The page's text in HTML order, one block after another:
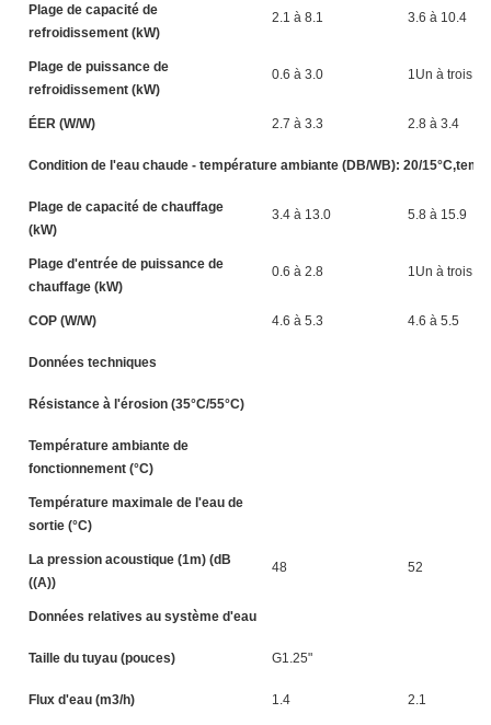
Plage de capacité de
refroidissement (kW)
2.1 à 8.1 3.6 à 10.4
Plage de puissance de
refroidissement (kW)
0.6 à 3.0 1Un à trois.7
ÉER (W/W) 2.7 à 3.3 2.8 à 3.4
Condition de l'eau chaude - température ambiante (DB/WB): 20/
Plage de capacité de chauffage
(kW)
3.4 à 13.0 5.8 à 15.9
Plage d'entrée de puissance de
chauffage (kW)
0.6 à 2.8 1Un à trois.5
COP (W/W) 4.6 à 5.3 4.6 à 5.5
Données techniques
Résistance à l'érosion (35°C/55°C)
Température ambiante de
fonctionnement (°C)
Température maximale de l'eau de
sortie (°C)
La pression acoustique (1m) (dB
((A))
48 52
Données relatives au système d'eau
Taille du tuyau (pouces) G1.25"
Flux d'eau (m3/h) 1.4 2.1